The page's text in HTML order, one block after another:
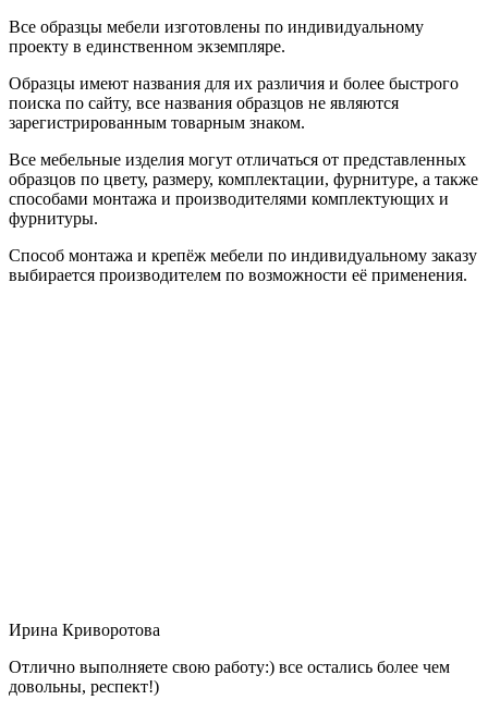
Все образцы мебели изготовлены по индивидуальному
проекту в единственном экземпляре.
Образцы имеют названия для их различия и более быстрого
поиска по сайту, все названия образцов не являются
зарегистрированным товарным знаком.
Все мебельные изделия могут отличаться от представленных
образцов по цвету, размеру, комплектации, фурнитуре, а также
способами монтажа и производителями комплектующих и
фурнитуры.
Способ монтажа и крепёж мебели по индивидуальному заказу
выбирается производителем по возможности её применения.
Ирина Криворотова
Отлично выполняете свою работу:) все остались более чем
довольны, респект!)